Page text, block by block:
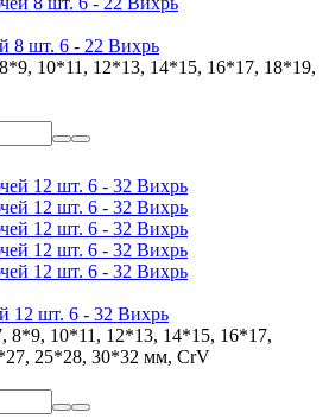
8 шт. 6 - 22 Вихрь
10*11, 12*13, 14*15, 16*17, 18*19,
12 шт. 6 - 32 Вихрь
8*9, 10*11, 12*13, 14*15, 16*17,
25*28, 30*32 мм, CrV